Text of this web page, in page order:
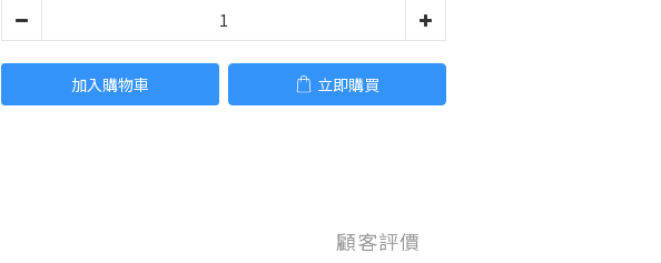
加入購物車 立即購買
顧客評價